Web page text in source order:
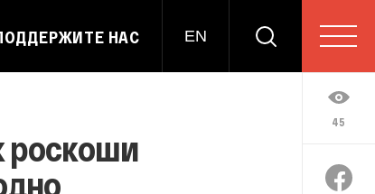
НАС EN
45
роскоши